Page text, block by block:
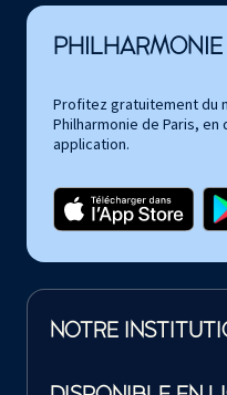
Profitez gratuitement du
Philharmonie de Paris,
application.
NOTRE